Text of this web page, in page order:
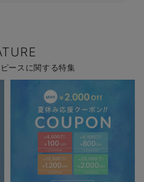
ースに関する特集